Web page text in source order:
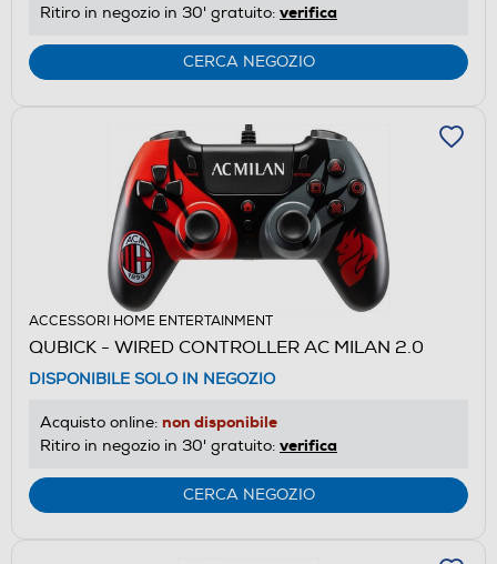
Ritiro in negozio in 30' gratuito: verifica
CERCA NEGOZIO
ACCESSORI HOME ENTERTAINMENT
QUBICK - WIRED CONTROLLER AC MILAN 2.0
DISPONIBILE SOLO IN NEGOZIO
Acquisto online: non disponibile
Ritiro in negozio in 30' gratuito: verifica
CERCA NEGOZIO